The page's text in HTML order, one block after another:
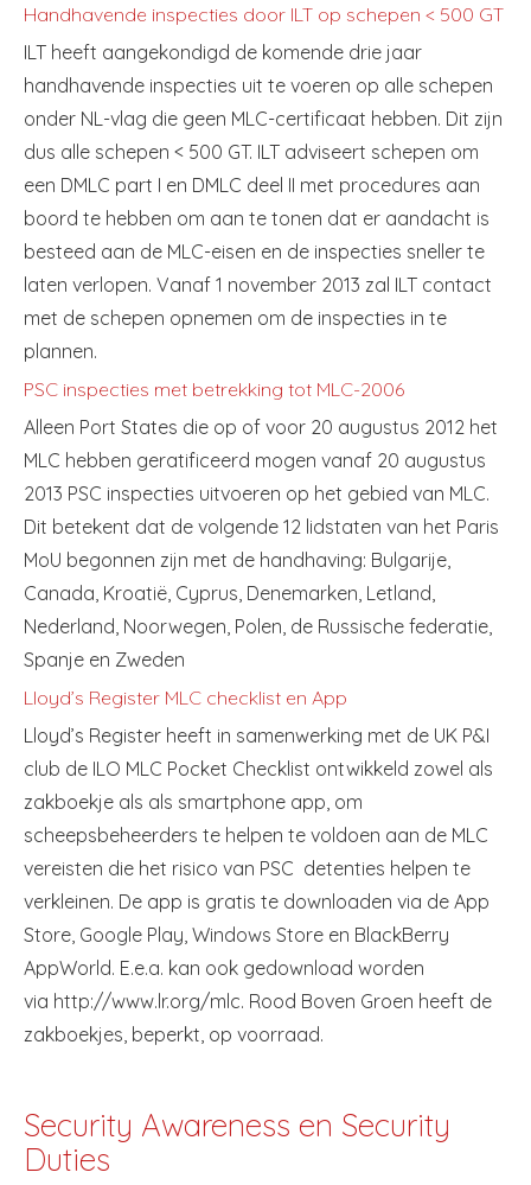
Handhavende inspecties door ILT op schepen < 500 GT
ILT heeft aangekondigd de komende drie jaar
handhavende inspecties uit te voeren op alle schepen
onder NL-vlag die geen MLC-certificaat hebben. Dit zijn
dus alle schepen < 500 GT. ILT adviseert schepen om
een DMLC part I en DMLC deel II met procedures aan
boord te hebben om aan te tonen dat er aandacht is
besteed aan de MLC-eisen en de inspecties sneller te
laten verlopen. Vanaf 1 november 2013 zal ILT contact
met de schepen opnemen om de inspecties in te
plannen.
PSC inspecties met betrekking tot MLC-2006
Alleen Port States die op of voor 20 augustus 2012 het
MLC hebben geratificeerd mogen vanaf 20 augustus
2013 PSC inspecties uitvoeren op het gebied van MLC.
Dit betekent dat de volgende 12 lidstaten van het Paris
MoU begonnen zijn met de handhaving: Bulgarije,
Canada, Kroatië, Cyprus, Denemarken, Letland,
Nederland, Noorwegen, Polen, de Russische federatie,
Spanje en Zweden
Lloyd’s Register MLC checklist en App
Lloyd’s Register heeft in samenwerking met de UK P&I
club de ILO MLC Pocket Checklist ontwikkeld zowel als
zakboekje als als smartphone app, om
scheepsbeheerders te helpen te voldoen aan de MLC
vereisten die het risico van PSC detenties helpen te
verkleinen. De app is gratis te downloaden via de App
Store, Google Play, Windows Store en BlackBerry
AppWorld. E.e.a. kan ook gedownload worden
via http://www.lr.org/mlc. Rood Boven Groen heeft de
zakboekjes, beperkt, op voorraad.
Security Awareness en Security
Duties